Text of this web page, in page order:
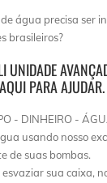
água precisa ser
brasileiros?
UNIDADE
PARA AJUDAR.
- DINHEIRO -
usando nosso
de suas bombas.
sua caixa,